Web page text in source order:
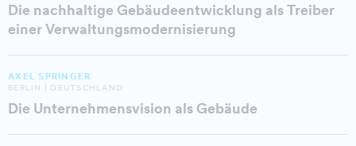
Die nachhaltige Gebäudeentwicklung als Treiber
einer Verwaltungsmodernisierung
AXEL SPRINGER
BERLIN | DEUTSCHLAND
Die Unternehmensvision als Gebäude